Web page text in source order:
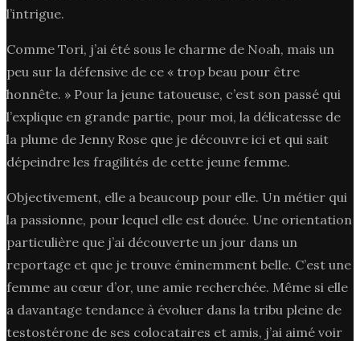
l’intrigue.
Comme Tori, j’ai été sous le charme de Noah, mais un
peu sur la défensive de ce « trop beau pour être
honnête. » Pour la jeune tatoueuse, c’est son passé qui
l’explique en grande partie, pour moi, la délicatesse de
la plume de Jenny Rose que je découvre ici et qui sait
dépeindre les fragilités de cette jeune femme.
Objectivement, elle a beaucoup pour elle. Un métier qui
la passionne, pour lequel elle est douée. Une orientation
particulière que j’ai découverte un jour dans un
reportage et que je trouve éminemment belle. C’est une
femme au cœur d’or, une amie recherchée. Même si elle
a davantage tendance à évoluer dans la tribu pleine de
testostérone de ses colocataires et amis, j’ai aimé voir